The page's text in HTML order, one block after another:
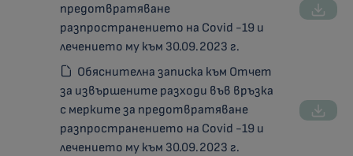
предотвратяване
разпространението на Covid -19 и
лечението му към 30.09.2023 г.
Обяснителна записка към Отчет
за извършените разходи във връзка
с мерките за предотвратяване
разпространението на Covid -19 и
лечението му към 30.09.2023 г.